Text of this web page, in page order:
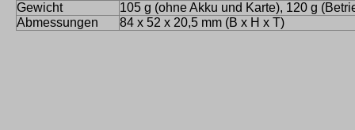
Gewicht
105 g (ohne Akku und Karte), 120 g
Abmessungen
84 x 52 x 20,5 mm (B x H x T)